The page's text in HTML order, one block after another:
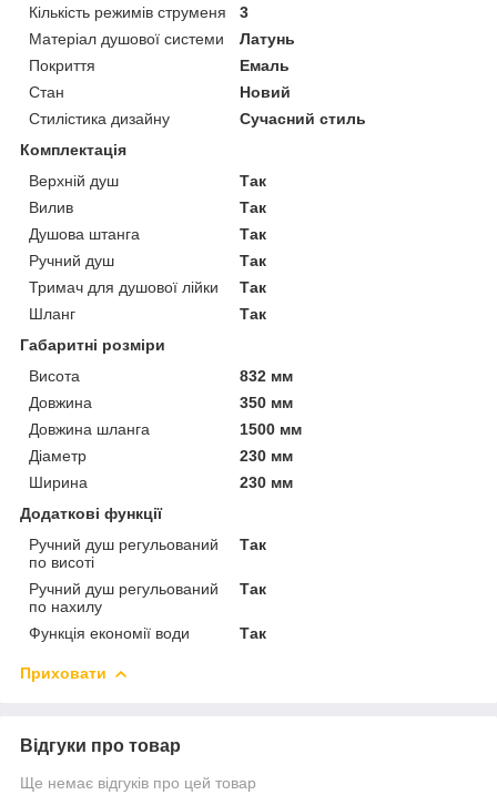
Кількість режимів струменя
3
Матеріал душової системи
Латунь
Покриття
Емаль
Стан
Новий
Стилістика дизайну
Сучасний стиль
Комплектація
Верхній душ
Так
Вилив
Так
Душова штанга
Так
Ручний душ
Так
Тримач для душової лійки
Так
Шланг
Так
Габаритні розміри
Висота
832 мм
Довжина
350 мм
Довжина шланга
1500 мм
Діаметр
230 мм
Ширина
230 мм
Додаткові функції
Ручний душ регульований
по висоті
Так
Ручний душ регульований
по нахилу
Так
Функція економії води Так
Приховати
Відгуки про товар
Ще немає відгуків про цей товар